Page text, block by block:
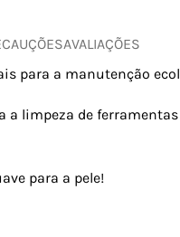
AVALIAÇÕES
para a manutenção
limpeza de ferramentas
para a pele!